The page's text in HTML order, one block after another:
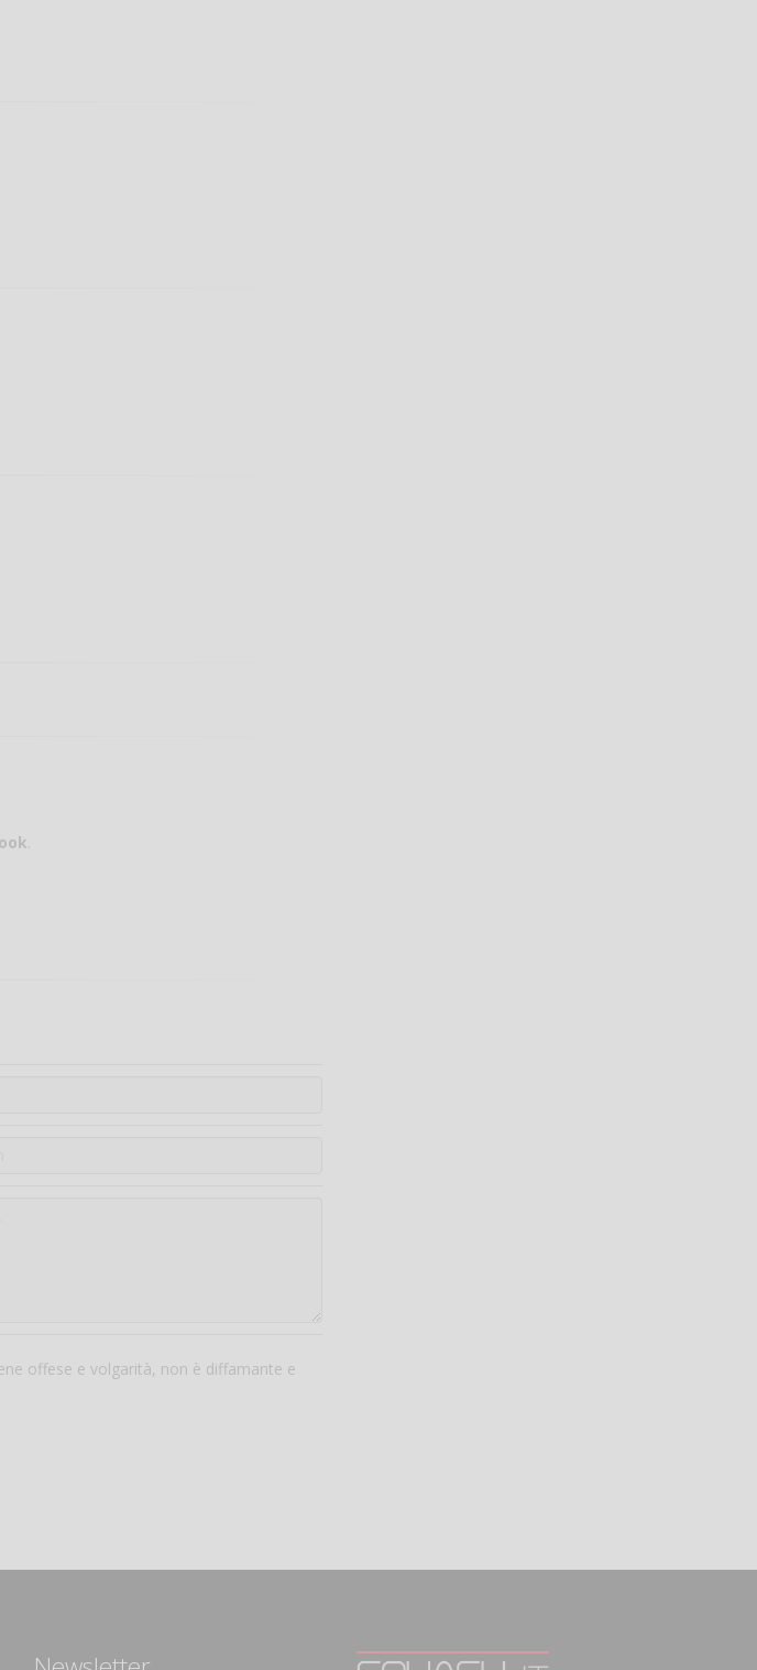
.
offese e volgarità, non è diffamante e